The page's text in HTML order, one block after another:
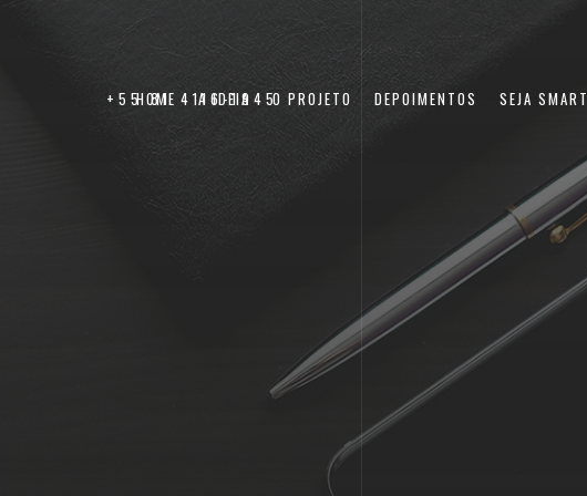
+55 81 4116-1945
HOME A IDEIA O PROJETO DEPOIMENTOS SEJA SMART